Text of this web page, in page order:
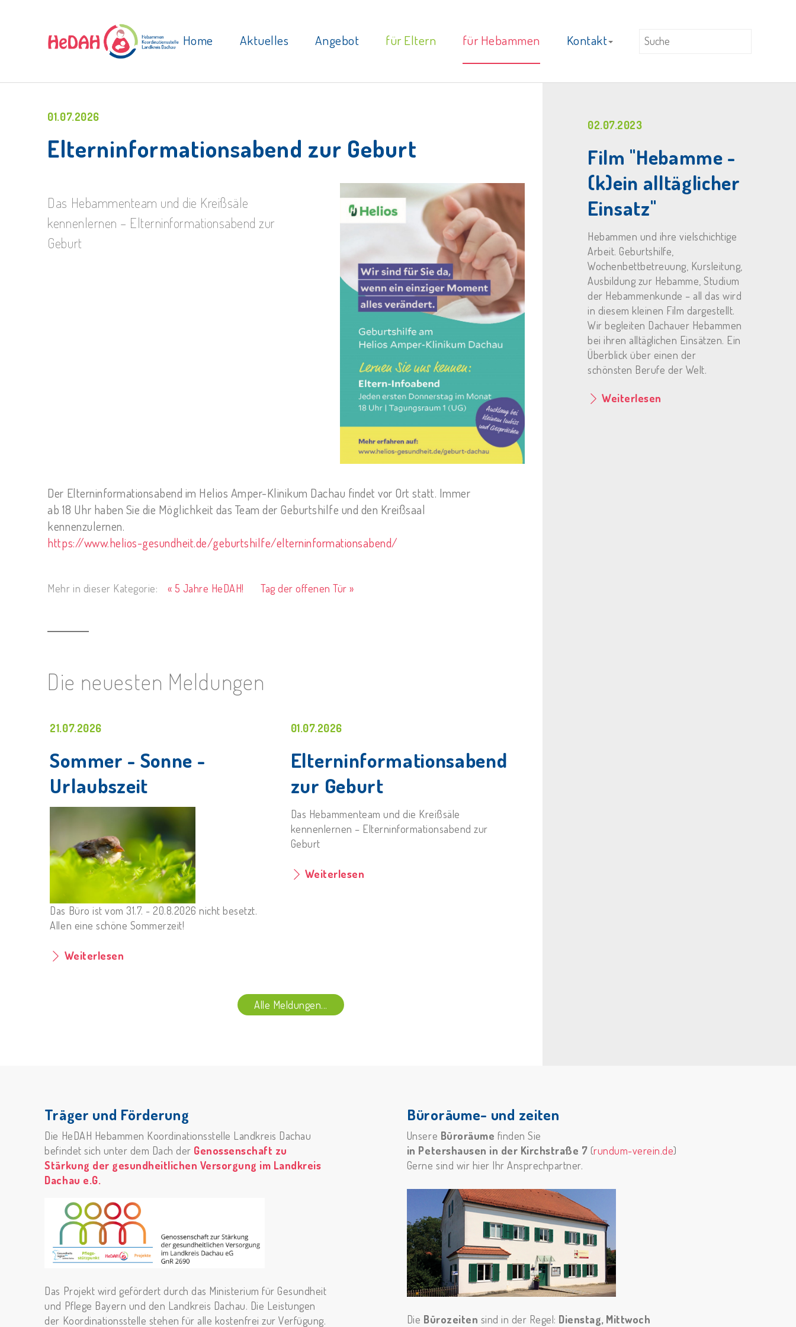
Home Aktuelles Angebot für Eltern für Hebammen Kontakt
01.07.2026
Elterninformationsabend zur Geburt
Das Hebammenteam und die Kreißsäle
kennenlernen – Elterninformationsabend zur
Geburt
Der Elterninformationsabend im Helios Amper-Klinikum Dachau findet vor Ort statt. Immer
ab 18 Uhr haben Sie die Möglichkeit das Team der Geburtshilfe und den Kreißsaal
kennenzulernen.
https://www.helios-gesundheit.de/geburtshilfe/elterninformationsabend/
Mehr in dieser Kategorie: « 5 Jahre HeDAH! Tag der offenen Tür »
Die neuesten Meldungen
21.07.2026
Sommer - Sonne -
Urlaubszeit
Das Büro ist vom 31.7. - 20.8.2026 nicht besetzt.
Allen eine schöne Sommerzeit!
Weiterlesen
01.07.2026
Elterninformationsabend
zur Geburt
Das Hebammenteam und die Kreißsäle
kennenlernen – Elterninformationsabend zur
Geburt
Weiterlesen
Alle Meldungen...
02.07.2023
Film "Hebamme -
(k)ein alltäglicher
Einsatz"
Hebammen und ihre vielschichtige
Arbeit. Geburtshilfe,
Wochenbettbetreuung, Kursleitung,
Ausbildung zur Hebamme, Studium
der Hebammenkunde – all das wird
in diesem kleinen Film dargestellt.
Wir begleiten Dachauer Hebammen
bei ihren alltäglichen Einsätzen. Ein
Überblick über einen der
schönsten Berufe der Welt.
Weiterlesen
Träger und Förderung
Die HeDAH Hebammen Koordinationsstelle Landkreis Dachau
befindet sich unter dem Dach der Genossenschaft zu
Stärkung der gesundheitlichen Versorgung im Landkreis
Dachau e.G.
Das Projekt wird gefördert durch das Ministerium für Gesundheit
und Pflege Bayern und den Landkreis Dachau. Die Leistungen
der Koordinationsstelle stehen für alle kostenfrei zur Verfügung.
Büroräume- und zeiten
Unsere Büroräume finden Sie
in Petershausen in der Kirchstraße 7 (rundum-verein.de)
Gerne sind wir hier Ihr Ansprechpartner.
Die Bürozeiten sind in der Regel: Dienstag, Mittwoch